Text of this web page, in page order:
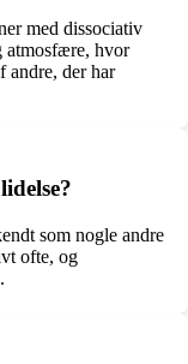
med dissociativ
atmosfære, hvor
andre, der har
som nogle andre
ofte, og